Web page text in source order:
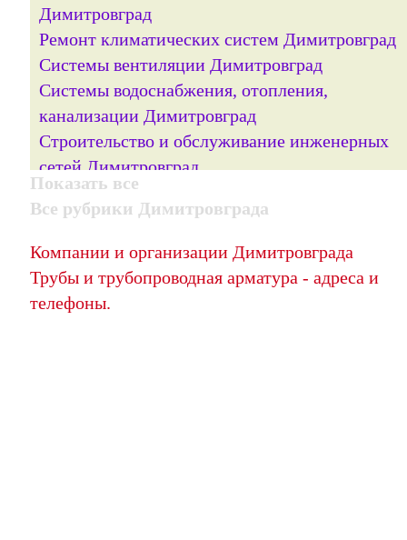
Димитровград
Ремонт климатических систем Димитровград
Системы вентиляции Димитровград
Системы водоснабжения, отопления,
канализации Димитровград
Строительство и обслуживание инженерных
сетей Димитровград
Трубы и трубопроводная арматура
Димитровград
Установка кондиционеров Димитровград
Показать все
Все рубрики Димитровграда
Компании и организации Димитровграда
Трубы и трубопроводная арматура - адреса и
телефоны.